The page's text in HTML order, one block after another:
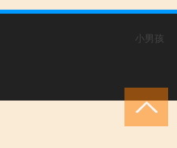
小男孩